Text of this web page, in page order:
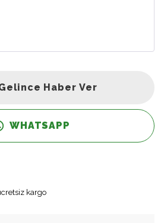
Haber Ver
WHATSAPP
kargo